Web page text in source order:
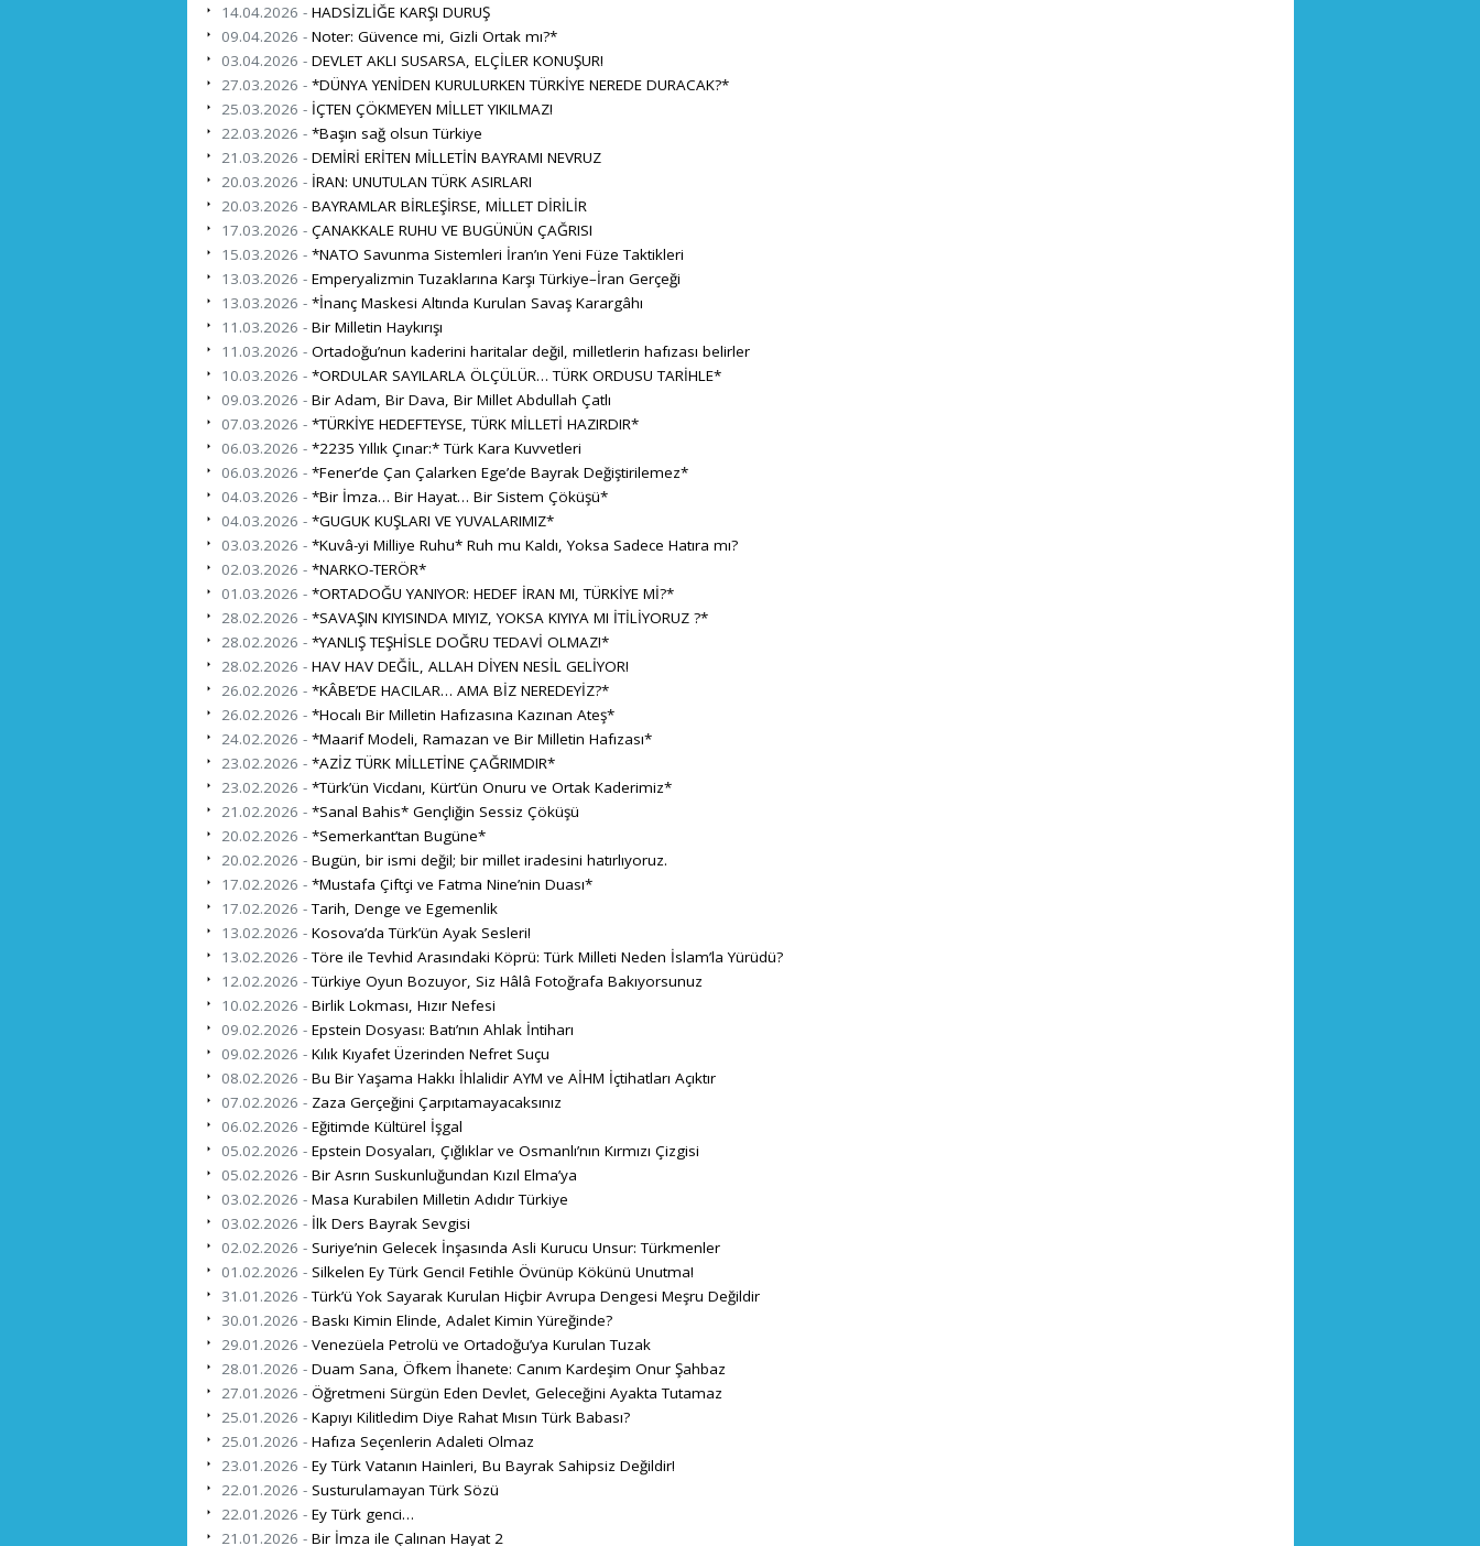
14.04.2026 - HADSİZLİĞE KARŞI DURUŞ
09.04.2026 - Noter: Güvence mi, Gizli Ortak mı?*
03.04.2026 - DEVLET AKLI SUSARSA, ELÇİLER KONUŞUR!
27.03.2026 - *DÜNYA YENİDEN KURULURKEN TÜRKİYE NEREDE DURACAK?*
25.03.2026 - İÇTEN ÇÖKMEYEN MİLLET YIKILMAZ!
22.03.2026 - *Başın sağ olsun Türkiye
21.03.2026 - DEMİRİ ERİTEN MİLLETİN BAYRAMI NEVRUZ
20.03.2026 - İRAN: UNUTULAN TÜRK ASIRLARI
20.03.2026 - BAYRAMLAR BİRLEŞİRSE, MİLLET DİRİLİR
17.03.2026 - ÇANAKKALE RUHU VE BUGÜNÜN ÇAĞRISI
15.03.2026 - *NATO Savunma Sistemleri İran’ın Yeni Füze Taktikleri
13.03.2026 - Emperyalizmin Tuzaklarına Karşı Türkiye–İran Gerçeği
13.03.2026 - *İnanç Maskesi Altında Kurulan Savaş Karargâhı
11.03.2026 - Bir Milletin Haykırışı
11.03.2026 - Ortadoğu’nun kaderini haritalar değil, milletlerin hafızası belirler
10.03.2026 - *ORDULAR SAYILARLA ÖLÇÜLÜR… TÜRK ORDUSU TARİHLE*
09.03.2026 - Bir Adam, Bir Dava, Bir Millet Abdullah Çatlı
07.03.2026 - *TÜRKİYE HEDEFTEYSE, TÜRK MİLLETİ HAZIRDIR*
06.03.2026 - *2235 Yıllık Çınar:* Türk Kara Kuvvetleri
06.03.2026 - *Fener’de Çan Çalarken Ege’de Bayrak Değiştirilemez*
04.03.2026 - *Bir İmza… Bir Hayat… Bir Sistem Çöküşü*
04.03.2026 - *GUGUK KUŞLARI VE YUVALARIMIZ*
03.03.2026 - *Kuvâ-yi Milliye Ruhu* Ruh mu Kaldı, Yoksa Sadece Hatıra mı?
02.03.2026 - *NARKO-TERÖR*
01.03.2026 - *ORTADOĞU YANIYOR: HEDEF İRAN MI, TÜRKİYE Mİ?*
28.02.2026 - *SAVAŞIN KIYISINDA MIYIZ, YOKSA KIYIYA MI İTİLİYORUZ ?*
28.02.2026 - *YANLIŞ TEŞHİSLE DOĞRU TEDAVİ OLMAZ!*
28.02.2026 - HAV HAV DEĞİL, ALLAH DİYEN NESİL GELİYOR!
26.02.2026 - *KÂBE’DE HACILAR… AMA BİZ NEREDEYİZ?*
26.02.2026 - *Hocalı Bir Milletin Hafızasına Kazınan Ateş*
24.02.2026 - *Maarif Modeli, Ramazan ve Bir Milletin Hafızası*
23.02.2026 - *AZİZ TÜRK MİLLETİNE ÇAĞRIMDIR*
23.02.2026 - *Türk’ün Vicdanı, Kürt’ün Onuru ve Ortak Kaderimiz*
21.02.2026 - *Sanal Bahis* Gençliğin Sessiz Çöküşü
20.02.2026 - *Semerkant’tan Bugüne*
20.02.2026 - Bugün, bir ismi değil; bir millet iradesini hatırlıyoruz.
17.02.2026 - *Mustafa Çiftçi ve Fatma Nine’nin Duası*
17.02.2026 -Tarih, Denge ve Egemenlik
13.02.2026 - Kosova’da Türk’ün Ayak Sesleri!
13.02.2026 -Töre ile Tevhid Arasındaki Köprü: Türk Milleti Neden İslam’la Yürüdü?
12.02.2026 -Türkiye Oyun Bozuyor, Siz Hâlâ Fotoğrafa Bakıyorsunuz
10.02.2026 - Birlik Lokması, Hızır Nefesi
09.02.2026 - Epstein Dosyası: Batı’nın Ahlak İntiharı
09.02.2026 - Kılık Kıyafet Üzerinden Nefret Suçu
08.02.2026 - Bu Bir Yaşama Hakkı İhlalidir AYM ve AİHM İçtihatları Açıktır
07.02.2026 - Zaza Gerçeğini Çarpıtamayacaksınız
06.02.2026 - Eğitimde Kültürel İşgal
05.02.2026 - Epstein Dosyaları, Çığlıklar ve Osmanlı’nın Kırmızı Çizgisi
05.02.2026 - Bir Asrın Suskunluğundan Kızıl Elma’ya
03.02.2026 - Masa Kurabilen Milletin Adıdır Türkiye
03.02.2026 - İlk Ders Bayrak Sevgisi
02.02.2026 - Suriye’nin Gelecek İnşasında Asli Kurucu Unsur: Türkmenler
01.02.2026 - Silkelen Ey Türk Genci! Fetihle Övünüp Kökünü Unutma!
31.01.2026 -Türk’ü Yok Sayarak Kurulan Hiçbir Avrupa Dengesi Meşru Değildir
30.01.2026 - Baskı Kimin Elinde, Adalet Kimin Yüreğinde?
29.01.2026 - Venezüela Petrolü ve Ortadoğu’ya Kurulan Tuzak
28.01.2026 - Duam Sana, Öfkem İhanete: Canım Kardeşim Onur Şahbaz
27.01.2026 - Öğretmeni Sürgün Eden Devlet, Geleceğini Ayakta Tutamaz
25.01.2026 - Kapıyı Kilitledim Diye Rahat Mısın Türk Babası?
25.01.2026 - Hafıza Seçenlerin Adaleti Olmaz
23.01.2026 - Ey Türk Vatanın Hainleri, Bu Bayrak Sahipsiz Değildir!
22.01.2026 - Susturulamayan Türk Sözü
22.01.2026 - Ey Türk genci…
21.01.2026 - Bir İmza ile Çalınan Hayat 2